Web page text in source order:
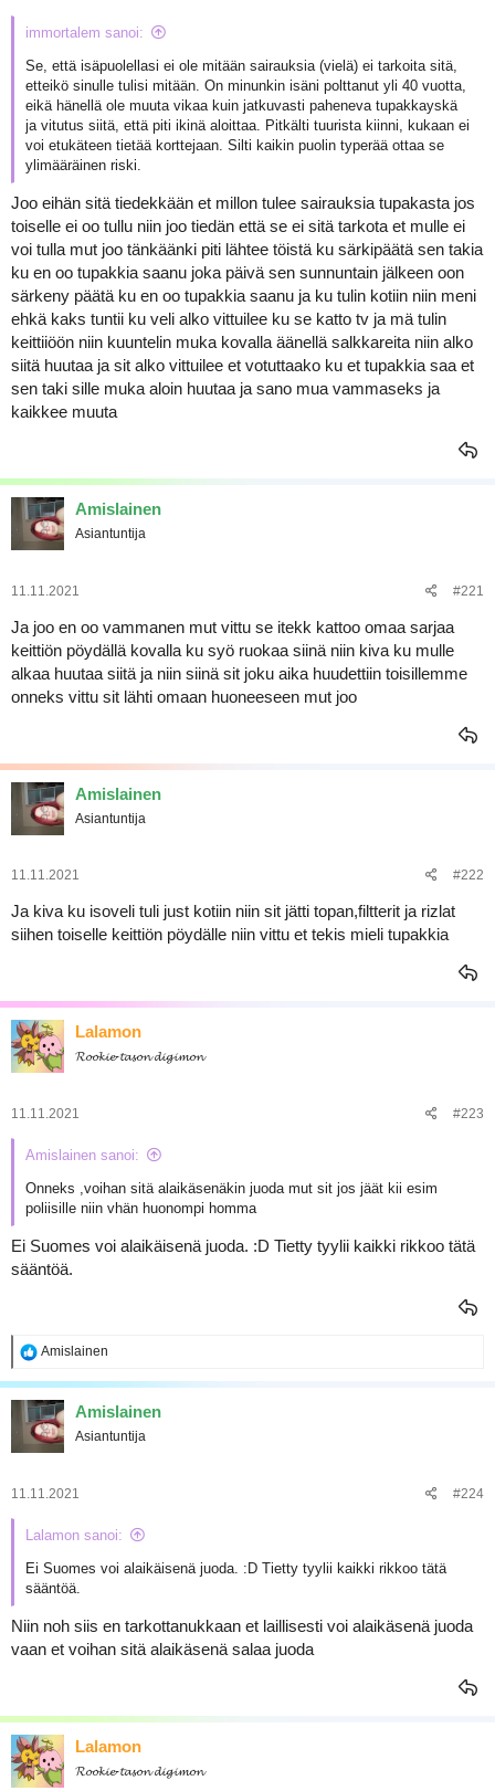
immortalem sanoi:
Se, että isäpuolellasi ei ole mitään sairauksia (vielä) ei tarkoita sitä,
etteikö sinulle tulisi mitään. On minunkin isäni polttanut yli 40 vuotta,
eikä hänellä ole muuta vikaa kuin jatkuvasti paheneva tupakkayskä
ja vitutus siitä, että piti ikinä aloittaa. Pitkälti tuurista kiinni, kukaan ei
voi etukäteen tietää korttejaan. Silti kaikin puolin typerää ottaa se
ylimääräinen riski.
Joo eihän sitä tiedekkään et millon tulee sairauksia tupakasta jos
toiselle ei oo tullu niin joo tiedän että se ei sitä tarkota et mulle ei
voi tulla mut joo tänkäänki piti lähtee töistä ku särkipäätä sen takia
ku en oo tupakkia saanu joka päivä sen sunnuntain jälkeen oon
särkeny päätä ku en oo tupakkia saanu ja ku tulin kotiin niin meni
ehkä kaks tuntii ku veli alko vittuilee ku se katto tv ja mä tulin
keittiiöön niin kuuntelin muka kovalla äänellä salkkareita niin alko
siitä huutaa ja sit alko vittuilee et votuttaako ku et tupakkia saa et
sen taki sille muka aloin huutaa ja sano mua vammaseks ja
kaikkee muuta
Amislainen
Asiantuntija
11.11.2021 #221
Ja joo en oo vammanen mut vittu se itekk kattoo omaa sarjaa
keittiön pöydällä kovalla ku syö ruokaa siinä niin kiva ku mulle
alkaa huutaa siitä ja niin siinä sit joku aika huudettiin toisillemme
onneks vittu sit lähti omaan huoneeseen mut joo
Amislainen
Asiantuntija
11.11.2021 #222
Ja kiva ku isoveli tuli just kotiin niin sit jätti topan,filtterit ja rizlat
siihen toiselle keittiön pöydälle niin vittu et tekis mieli tupakkia
Lalamon
𝓡𝓸𝓸𝓴𝓲𝓮-𝓽𝓪𝓼𝓸𝓷 𝓭𝓲𝓰𝓲𝓶𝓸𝓷
11.11.2021 #223
Amislainen sanoi:
Onneks ,voihan sitä alaikäsenäkin juoda mut sit jos jäät kii esim
poliisille niin vhän huonompi homma
Ei Suomes voi alaikäisenä juoda. :D Tietty tyylii kaikki rikkoo tätä
sääntöä.
R
a
k
t
i
o
:
Amislainen
Amislainen
Asiantuntija
11.11.2021 #224
Lalamon sanoi:
Ei Suomes voi alaikäisenä juoda. :D Tietty tyylii kaikki rikkoo tätä
sääntöä.
Niin noh siis en tarkottanukkaan et laillisesti voi alaikäsenä juoda
vaan et voihan sitä alaikäsenä salaa juoda
Lalamon
𝓡𝓸𝓸𝓴𝓲𝓮-𝓽𝓪𝓼𝓸𝓷 𝓭𝓲𝓰𝓲𝓶𝓸𝓷